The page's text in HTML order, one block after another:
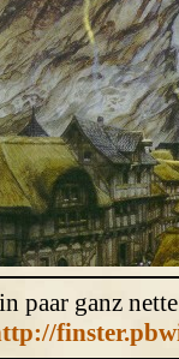
paar ganz